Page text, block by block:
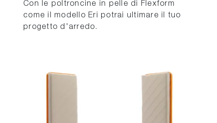
Con le poltroncine in pelle di Flexform
come il modello Eri potrai ultimare il tuo
progetto d'arredo.